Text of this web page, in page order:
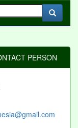
PERSON